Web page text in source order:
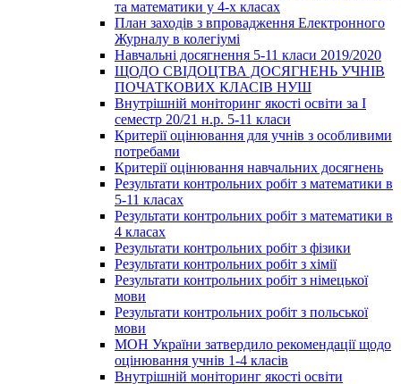
та математики у 4-х класах
План заходів з впровадження Електронного
Журналу в колегіумі
Навчальні досягнення 5-11 класи 2019/2020
ЩОДО СВІДОЦТВА ДОСЯГНЕНЬ УЧНІВ
ПОЧАТКОВИХ КЛАСІВ НУШ
Внутрішній моніторинг якості освіти за І
семестр 20/21 н.р. 5-11 класи
Критерії оцінювання для учнів з особливими
потребами
Критерії оцінювання навчальних досягнень
Результати контрольних робіт з математики в
5-11 класах
Результати контрольних робіт з математики в
4 класах
Результати контрольних робіт з фізики
Результати контрольних робіт з хімії
Результати контрольних робіт з німецької
мови
Результати контрольних робіт з польської
мови
МОН України затвердило рекомендації щодо
оцінювання учнів 1-4 класів
Внутрішній моніторинг якості освіти